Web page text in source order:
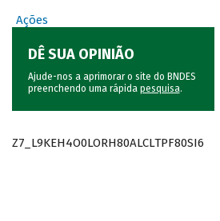
Ações
DÊ SUA OPINIÃO
Ajude-nos a aprimorar o site do BNDES
preenchendo uma rápida pesquisa.
Z7_L9KEH4O0LORH80ALCLTPF80SI6